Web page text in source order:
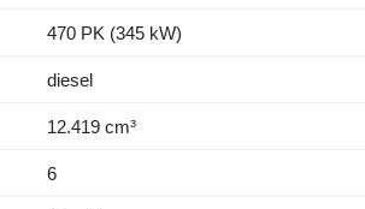
470 PK (345 kW)
diesel
12.419 cm³
6